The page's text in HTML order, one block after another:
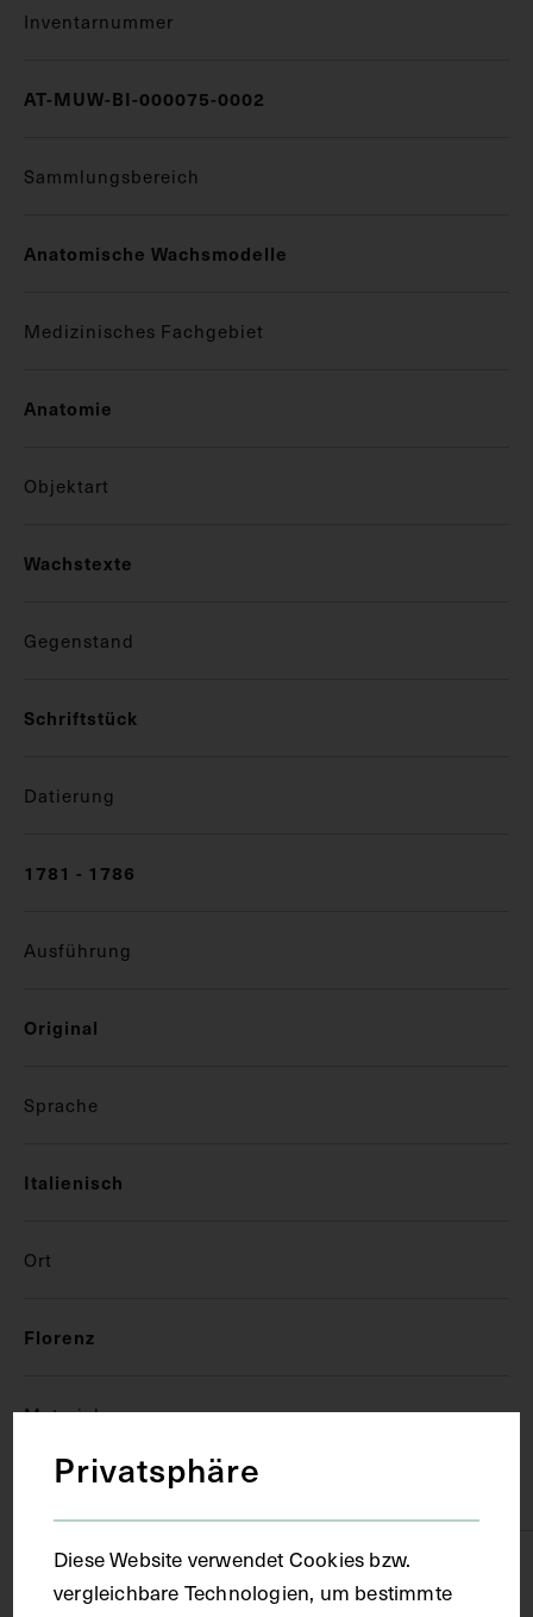
Inventarnummer
AT-MUW-BI-000075-0002
Sammlungsbereich
Anatomische Wachsmodelle
Medizinisches Fachgebiet
Anatomie
Objektart
Wachstexte
Gegenstand
Schriftstück
Datierung
1781 - 1786
Ausführung
Original
Sprache
Italienisch
Ort
Florenz
Material
Papier
Technik
Privatsphäre
Diese Website verwendet Cookies bzw.
vergleichbare Technologien, um bestimmte